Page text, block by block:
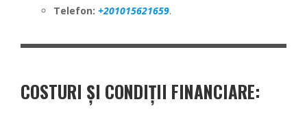
Telefon: +201015621659.
COSTURI ȘI CONDIȚII FINANCIARE: